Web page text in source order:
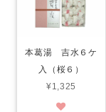
本葛湯 吉水６ケ
入（桜６）
¥1,325